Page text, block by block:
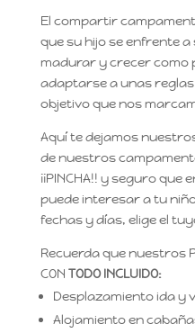
El compartir
que su hijo se enfrente
madurar y crecer como
adaptarse a unas
objetivo que nos
Aquí te dejamos
de nuestros
¡¡PINCHA!! y seguro
puede interesar a tu
fechas y días, elige el
Recuerda que nuestros
CON TODO INCLUIDO:
Desplazamiento ida y
Alojamiento en